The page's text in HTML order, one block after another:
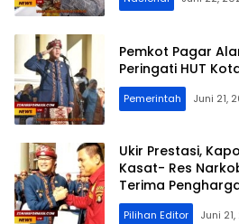
Pemkot Pagar
Peringati HUT
Pemerintah Juni 21,
Ukir Prestasi,
Kasat- Res
Terima
Pagar Alam
Pilihan Editor Juni